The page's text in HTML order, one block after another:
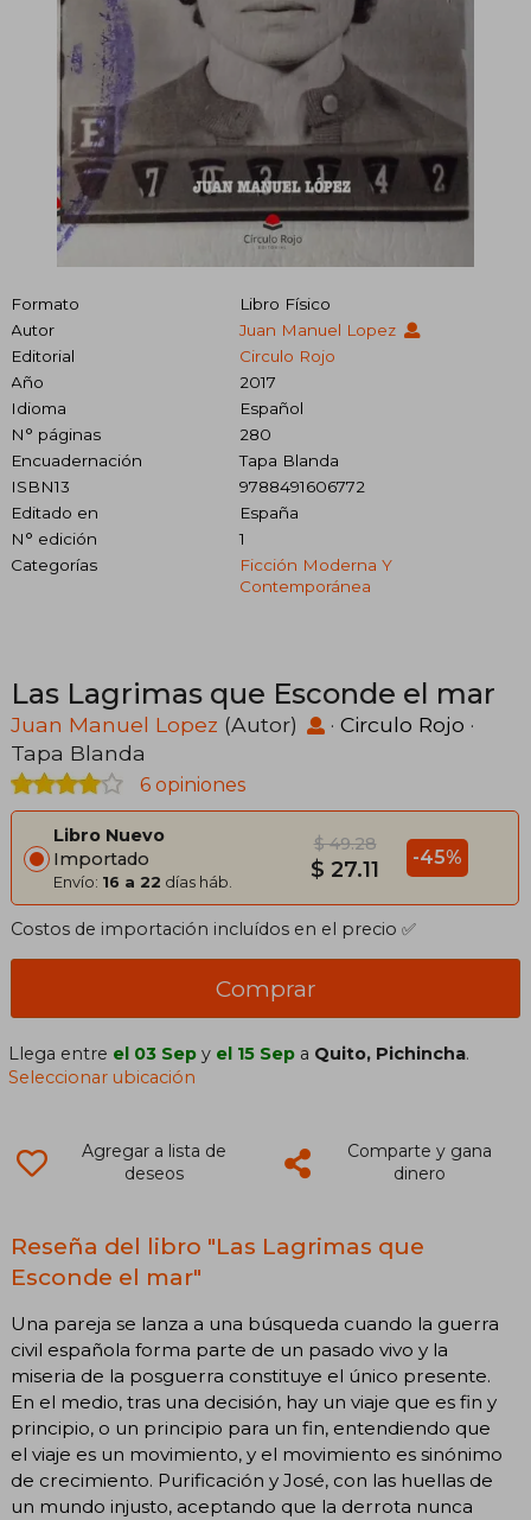
Formato
Libro Físico
Autor
Juan Manuel Lopez
Editorial
Circulo Rojo
Año
2017
Idioma
Español
N° páginas
280
Encuadernación
Tapa Blanda
ISBN13
9788491606772
Editado en
España
N° edición
1
Categorías
Ficción Moderna Y
Contemporánea
Las Lagrimas que Esconde el mar
Juan Manuel Lopez (Autor) · Circulo Rojo ·
Tapa Blanda
6 opiniones
Libro Nuevo
Importado
Envío: 16 a 22 días háb.
$ 49.28
$ 27.11 -45%
Costos de importación incluídos en el precio ✅
Comprar
Llega entre el 03 Sep y el 15 Sep a Quito, Pichincha.
Seleccionar ubicación
Agregar a lista de
deseos
Comparte y gana
dinero
Reseña del libro "Las Lagrimas que
Esconde el mar"
Una pareja se lanza a una búsqueda cuando la guerra
civil española forma parte de un pasado vivo y la
miseria de la posguerra constituye el único presente.
En el medio, tras una decisión, hay un viaje que es fin y
principio, o un principio para un fin, entendiendo que
el viaje es un movimiento, y el movimiento es sinónimo
de crecimiento. Purificación y José, con las huellas de
un mundo injusto, aceptando que la derrota nunca